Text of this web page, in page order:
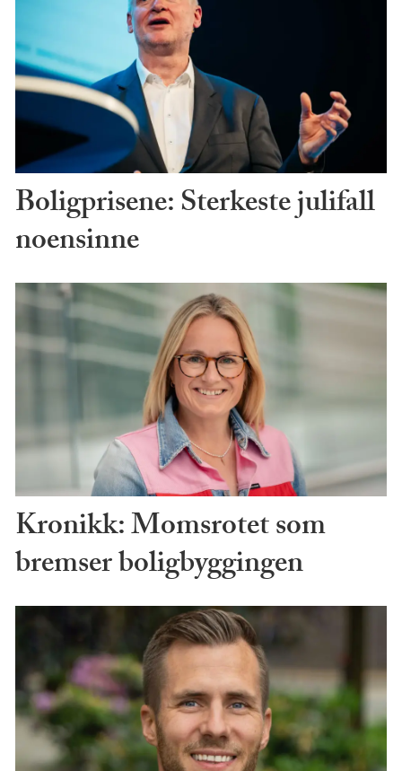
Boligprisene: Sterkeste julifall
noensinne
Kronikk: Momsrotet som
bremser boligbyggingen